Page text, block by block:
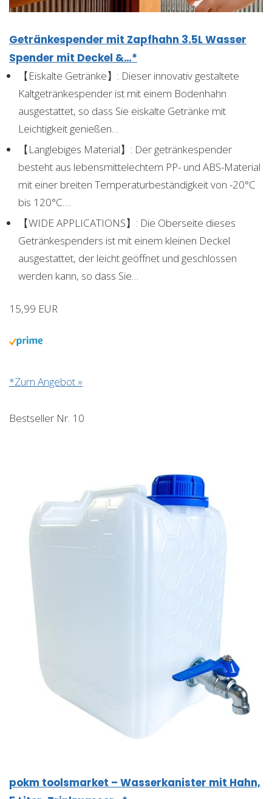
Getränkespender mit Zapfhahn 3.5L Wasser
Spender mit Deckel &…*
【Eiskalte Getränke】: Dieser innovativ gestaltete
Kaltgetränkespender ist mit einem Bodenhahn
ausgestattet, so dass Sie eiskalte Getränke mit
Leichtigkeit genießen…
【Langlebiges Material】: Der getränkespender
besteht aus lebensmittelechtem PP- und ABS-Material
mit einer breiten Temperaturbeständigkeit von -20°C
bis 120°C….
【WIDE APPLICATIONS】: Die Oberseite dieses
Getränkespenders ist mit einem kleinen Deckel
ausgestattet, der leicht geöffnet und geschlossen
werden kann, so dass Sie…
15,99 EUR
*Zum Angebot »
Bestseller Nr. 10
pokm toolsmarket – Wasserkanister mit Hahn,